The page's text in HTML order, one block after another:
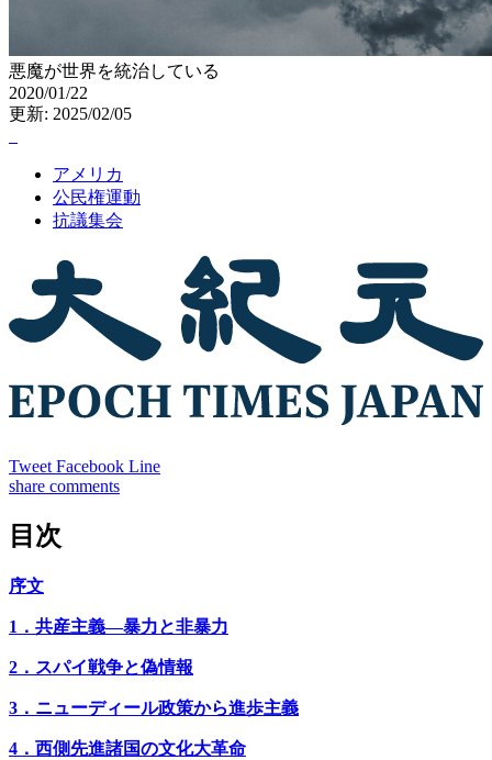
悪魔が世界を統治している
2020/01/22
更新: 2025/02/05
アメリカ
公民権運動
抗議集会
Tweet Facebook Line
share comments
目次
序文
1．共産主義―暴力と非暴力
2．スパイ戦争と偽情報
3．ニューディール政策から進歩主義
4．西側先進諸国の文化大革命